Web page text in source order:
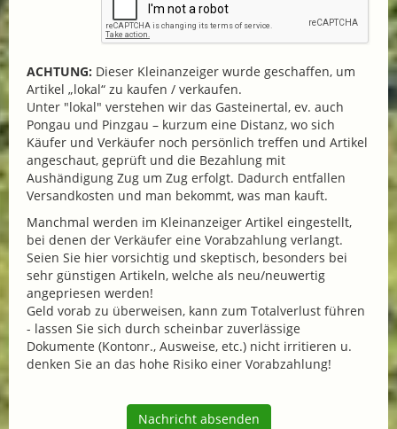
ACHTUNG: Dieser Kleinanzeiger wurde geschaffen, um
Artikel „lokal“ zu kaufen / verkaufen.
Unter "lokal" verstehen wir das Gasteinertal, ev. auch
Pongau und Pinzgau – kurzum eine Distanz, wo sich
Käufer und Verkäufer noch persönlich treffen und Artikel
angeschaut, geprüft und die Bezahlung mit
Aushändigung Zug um Zug erfolgt. Dadurch entfallen
Versandkosten und man bekommt, was man kauft.
Manchmal werden im Kleinanzeiger Artikel eingestellt,
bei denen der Verkäufer eine Vorabzahlung verlangt.
Seien Sie hier vorsichtig und skeptisch, besonders bei
sehr günstigen Artikeln, welche als neu/neuwertig
angepriesen werden!
Geld vorab zu überweisen, kann zum Totalverlust führen
- lassen Sie sich durch scheinbar zuverlässige
Dokumente (Kontonr., Ausweise, etc.) nicht irritieren u.
denken Sie an das hohe Risiko einer Vorabzahlung!
Nachricht absenden